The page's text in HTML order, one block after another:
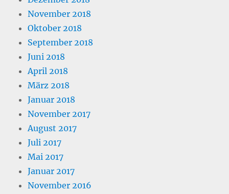
November 2018
Oktober 2018
September 2018
Juni 2018
April 2018
März 2018
Januar 2018
November 2017
August 2017
Juli 2017
Mai 2017
Januar 2017
November 2016